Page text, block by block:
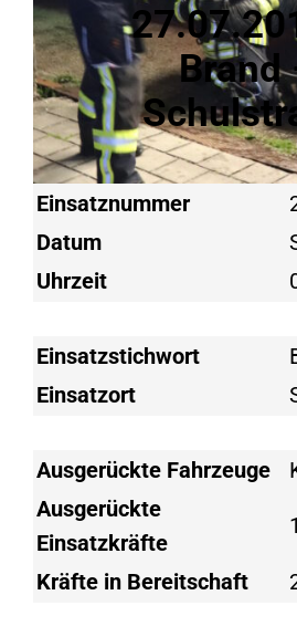
Brand
Einsatznummer
Datum
Uhrzeit
Einsatzstichwort
Einsatzort
Ausgerückte Fahrzeuge
Ausgerückte
Einsatzkräfte
Kräfte in Bereitschaft